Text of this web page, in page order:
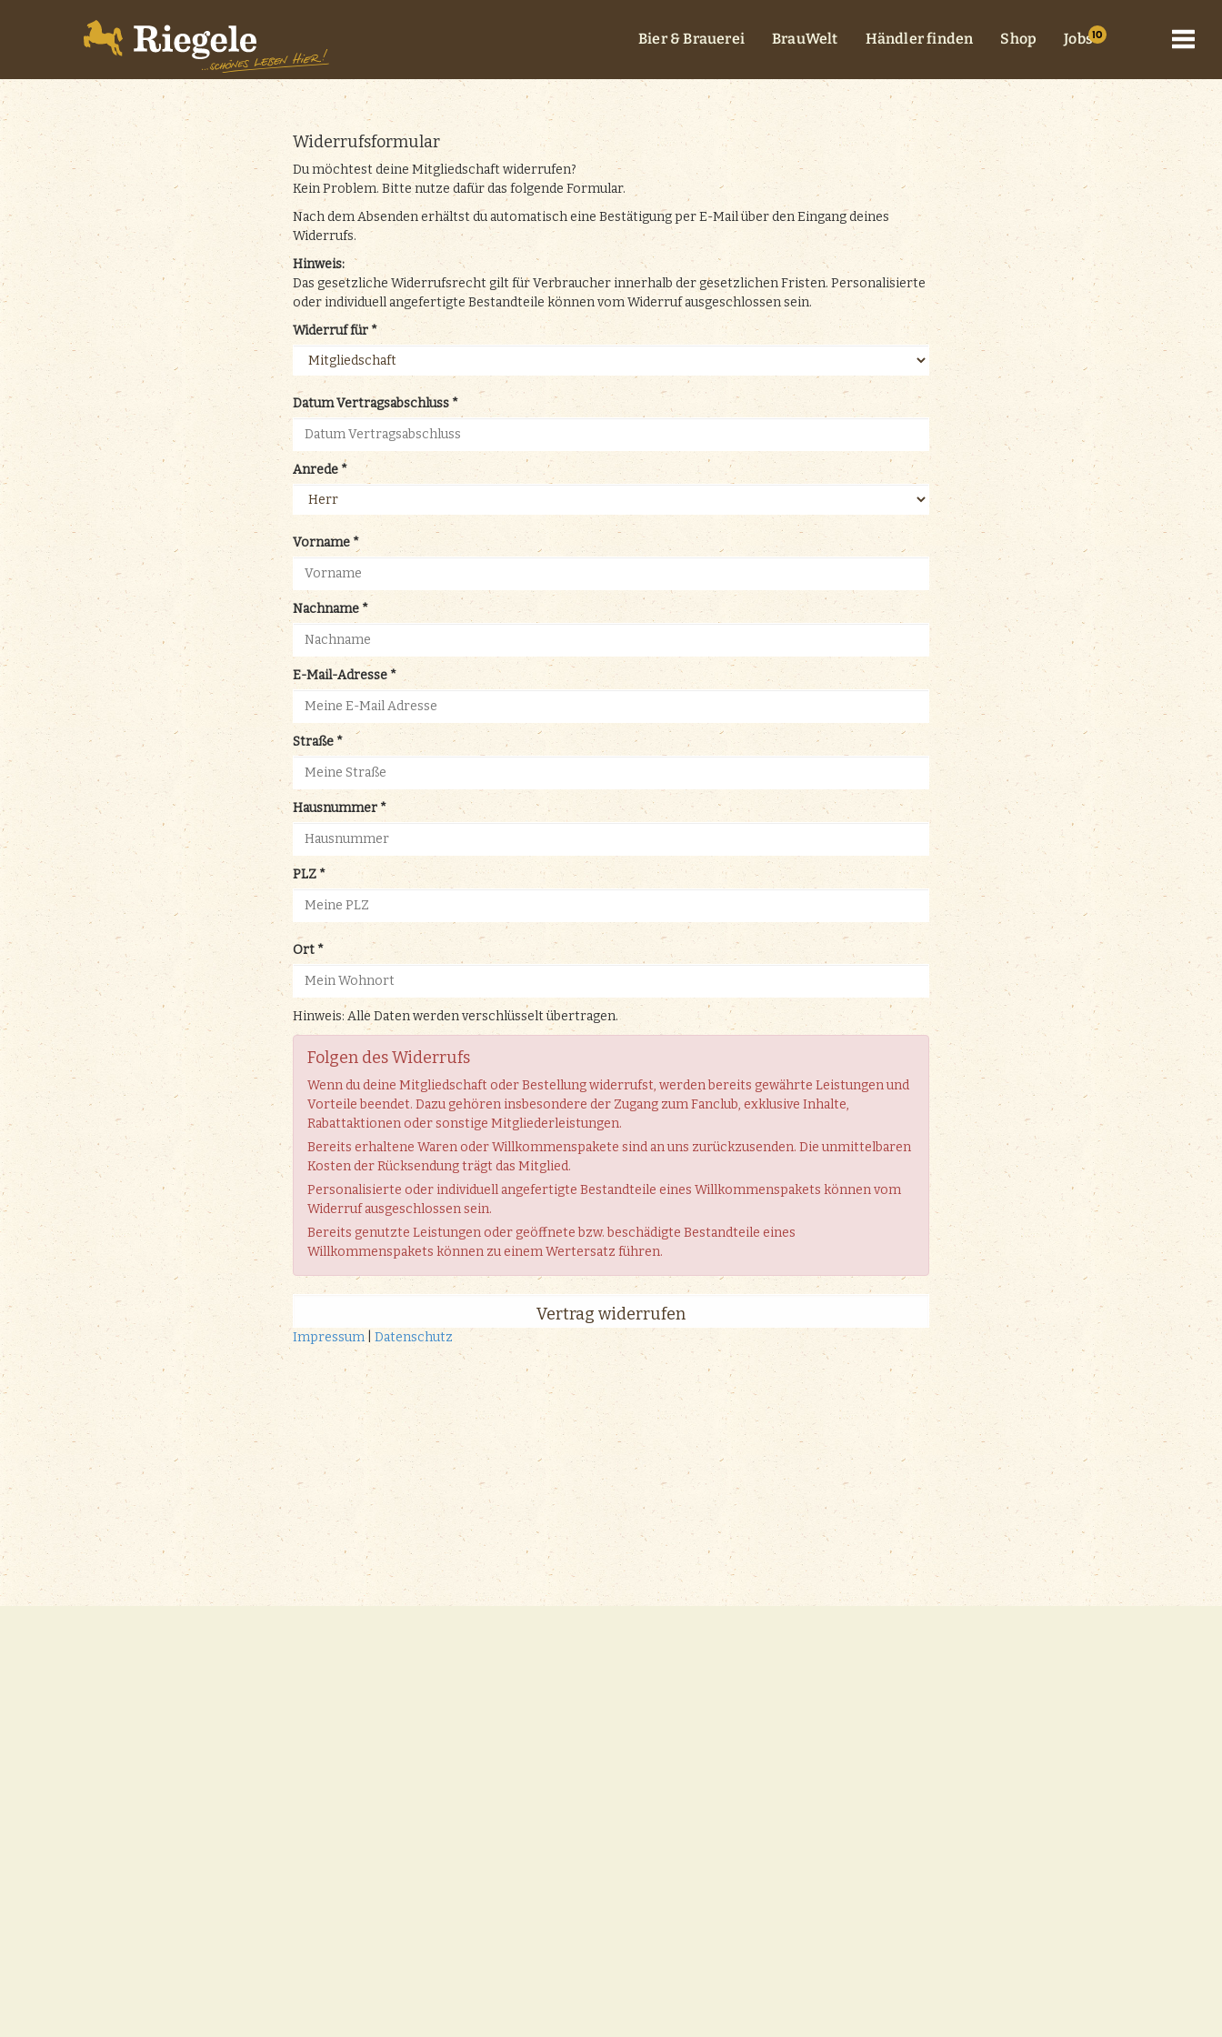
Biere
Brauerei
BrauWelt
Shop
Wirtshaus
BierFlug
Jobs
Händlersuche
Newsletter
Kontakt
Ansprechpartner
News
Events
FCA Gewinnspiel
Bier & Brauerei BrauWelt Händler finden Shop Jobs